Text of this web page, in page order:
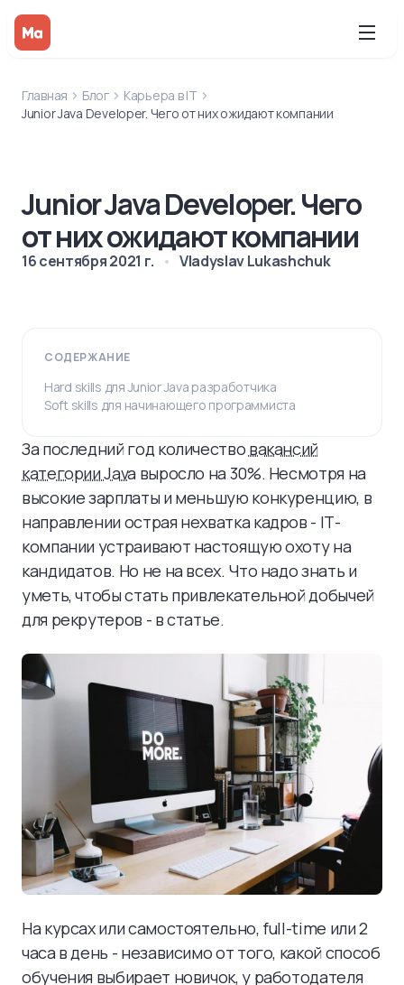
Главная Блог
Карьера в IT
Junior Java Developer. Чего от них ожидают компании
Junior Java Developer. Чего
от них ожидают компании
16 сентября 2021 г. Vladyslav Lukashchuk
СОДЕРЖАНИЕ
Hard skills для Junior Java разработчика
Soft skills для начинающего программиста
За последний год количество вакансий
категории Javaвыросло на 30%. Несмотря на
высокие зарплаты и меньшую конкуренцию, в
направлении острая нехватка кадров - ІТ-
компании устраивают настоящую охоту на
кандидатов. Но не на всех. Что надо знать и
уметь, чтобы стать привлекательной добычей
для рекрутеров - в статье.
На курсах или самостоятельно, full-time или 2
часа в день - независимо от того, какой способ
обучения выбирает новичок, у работодателя